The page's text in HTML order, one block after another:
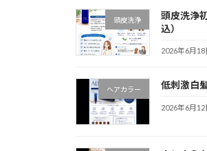
頭皮洗浄
頭皮洗浄
込）
2026年6月18
ヘアカラー 低刺激白
2026年6月12